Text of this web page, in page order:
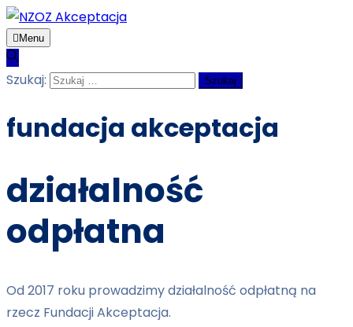
Menu
Szukaj:
fundacja akceptacja
działalność
odpłatna
Od 2017 roku prowadzimy działalność odpłatną na
rzecz Fundacji Akceptacja.